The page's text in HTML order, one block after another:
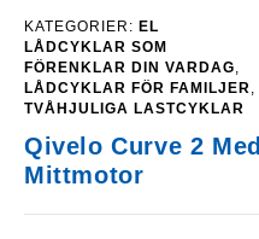
KATEGORIER: EL
LÅDCYKLAR SOM
FÖRENKLAR DIN VARDAG,
LÅDCYKLAR FÖR FAMILJER,
TVÅHJULIGA LASTCYKLAR
Qivelo Curve 2 Med
Mittmotor